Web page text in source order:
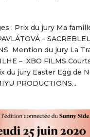
: Prix du jury Ma
–
Mention du jury La
– XBO FILMS
du jury Easter Egg de
PRODUCTIONS...